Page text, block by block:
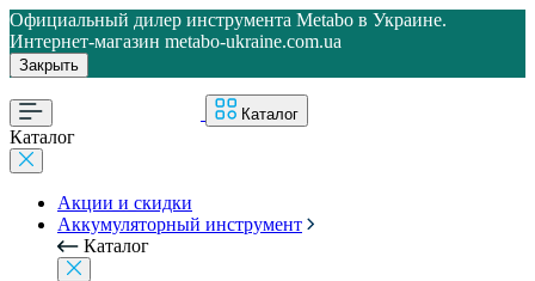
Официальный дилер инструмента Metabo в Украине.
Интернет-магазин metabo-ukraine.com.ua
Закрыть
Каталог
Каталог
Акции и скидки
Аккумуляторный инструмент
Каталог